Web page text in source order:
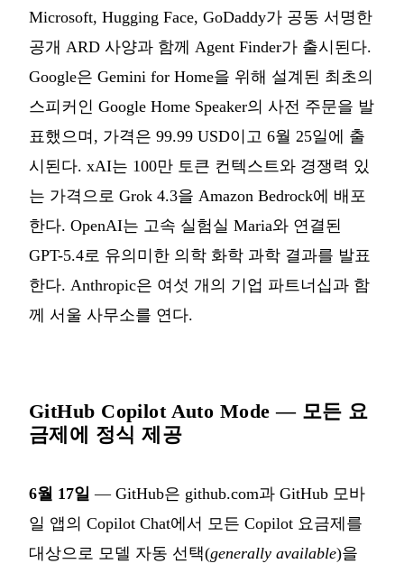
Microsoft, Hugging Face, GoDaddy가 공동 서명한
공개 ARD 사양과 함께 Agent Finder가 출시된다.
Google은 Gemini for Home을 위해 설계된 최초의
스피커인 Google Home Speaker의 사전 주문을 발
표했으며, 가격은 99.99 USD이고 6월 25일에 출
시된다. xAI는 100만 토큰 컨텍스트와 경쟁력 있
는 가격으로 Grok 4.3을 Amazon Bedrock에 배포
한다. OpenAI는 고속 실험실 Maria와 연결된
GPT-5.4로 유의미한 의학 화학 과학 결과를 발표
한다. Anthropic은 여섯 개의 기업 파트너십과 함
께 서울 사무소를 연다.
GitHub Copilot Auto Mode — 모든 요
금제에 정식 제공
6월 17일 — GitHub은 github.com과 GitHub 모바
일 앱의 Copilot Chat에서 모든 Copilot 요금제를
대상으로 모델 자동 선택(generally available)을